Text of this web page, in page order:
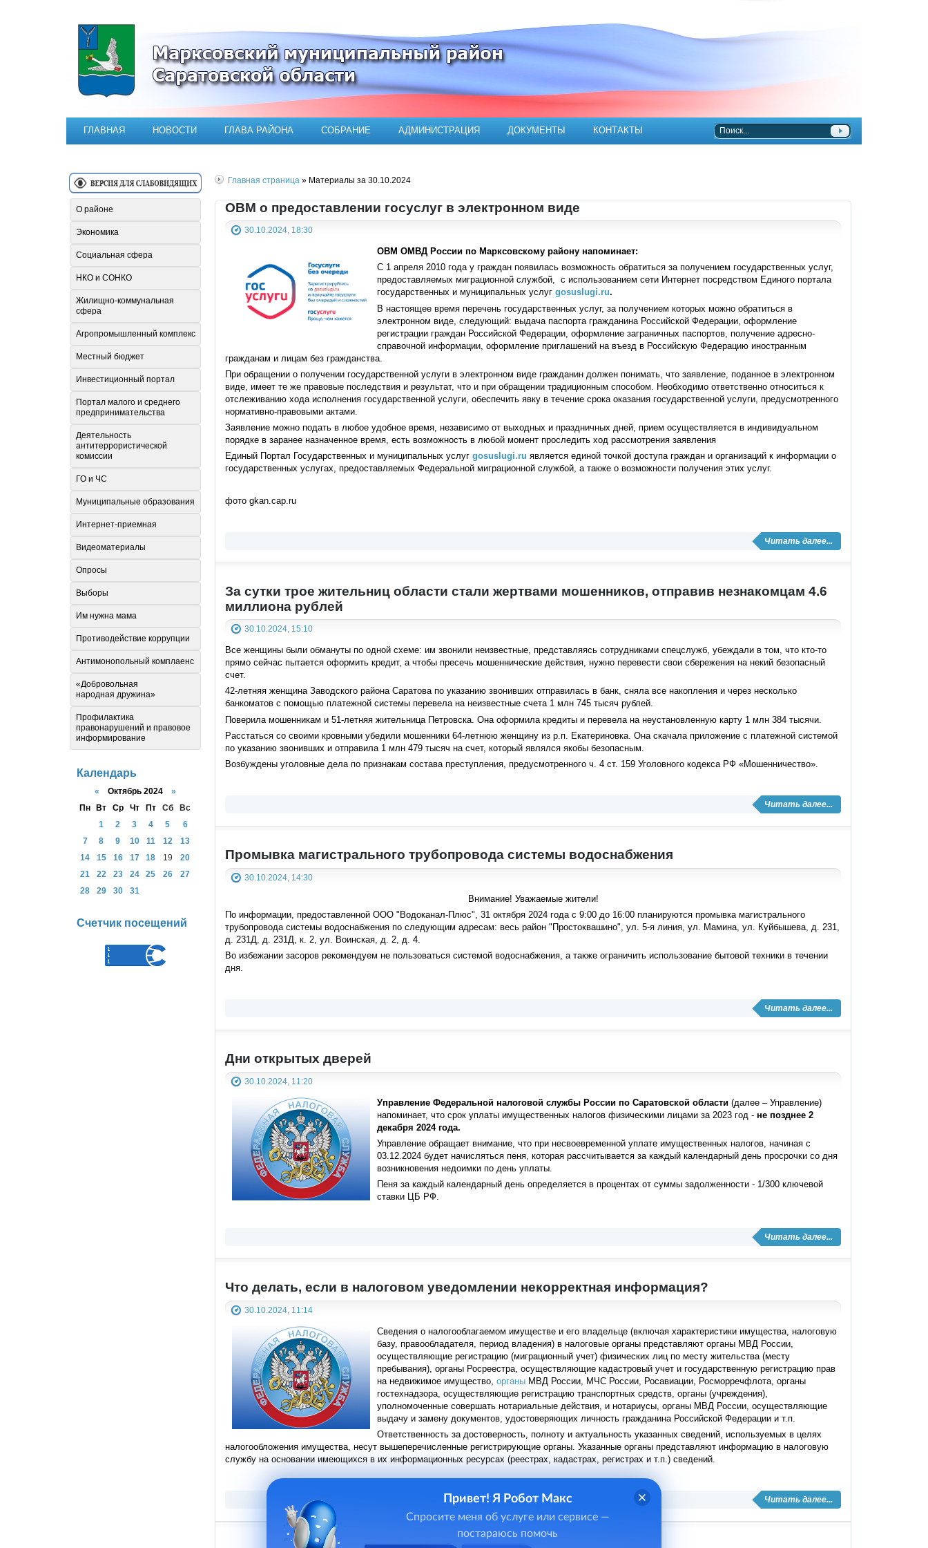
Официальный сайт Марксовского муниципального района
ГЛАВНАЯ НОВОСТИ ГЛАВА РАЙОНА СОБРАНИЕ АДМИНИСТРАЦИЯ ДОКУМЕНТЫ КОНТАКТЫ
Главная страница » Материалы за 30.10.2024
ОВМ о предоставлении госуслуг в электронном виде
30.10.2024, 18:30
ОВМ ОМВД России по Марксовскому району напоминает:
С 1 апреля 2010 года у граждан появилась возможность обратиться за получением государственных услуг,
предоставляемых миграционной службой, с использованием сети Интернет посредством Единого портала
государственных и муниципальных услуг gosuslugi.ru.
В настоящее время перечень государственных услуг, за получением которых можно обратиться в
электронном виде, следующий: выдача паспорта гражданина Российской Федерации, оформление
регистрации граждан Российской Федерации, оформление заграничных паспортов, получение адресно-
справочной информации, оформление приглашений на въезд в Российскую Федерацию иностранным
гражданам и лицам без гражданства.
При обращении о получении государственной услуги в электронном виде гражданин должен понимать, что заявление, поданное в электронном
виде, имеет те же правовые последствия и результат, что и при обращении традиционным способом. Необходимо ответственно относиться к
отслеживанию хода исполнения государственной услуги, обеспечить явку в течение срока оказания государственной услуги, предусмотренного
нормативно-правовыми актами.
Заявление можно подать в любое удобное время, независимо от выходных и праздничных дней, прием осуществляется в индивидуальном
порядке в заранее назначенное время, есть возможность в любой момент проследить ход рассмотрения заявления
Единый Портал Государственных и муниципальных услуг gosuslugi.ru является единой точкой доступа граждан и организаций к информации о
государственных услугах, предоставляемых Федеральной миграционной службой, а также о возможности получения этих услуг.
фото gkan.cap.ru
Читать далее...
За сутки трое жительниц области стали жертвами мошенников, отправив незнакомцам 4.6
миллиона рублей
30.10.2024, 15:10
Все женщины были обмануты по одной схеме: им звонили неизвестные, представляясь сотрудниками спецслужб, убеждали в том, что кто-то
прямо сейчас пытается оформить кредит, а чтобы пресечь мошеннические действия, нужно перевести свои сбережения на некий безопасный
счет.
42-летняя женщина Заводского района Саратова по указанию звонивших отправилась в банк, сняла все накопления и через несколько
банкоматов с помощью платежной системы перевела на неизвестные счета 1 млн 745 тысяч рублей.
Поверила мошенникам и 51-летняя жительница Петровска. Она оформила кредиты и перевела на неустановленную карту 1 млн 384 тысячи.
Расстаться со своими кровными убедили мошенники 64-летнюю женщину из р.п. Екатериновка. Она скачала приложение с платежной системой
по указанию звонивших и отправила 1 млн 479 тысяч на счет, который являлся якобы безопасным.
Возбуждены уголовные дела по признакам состава преступления, предусмотренного ч. 4 ст. 159 Уголовного кодекса РФ «Мошенничество».
Читать далее...
Промывка магистрального трубопровода системы водоснабжения
30.10.2024, 14:30
Внимание! Уважаемые жители!
По информации, предоставленной ООО "Водоканал-Плюс", 31 октября 2024 года с 9:00 до 16:00 планируются промывка магистрального
трубопровода системы водоснабжения по следующим адресам: весь район "Простоквашино", ул. 5-я линия, ул. Мамина, ул. Куйбышева, д. 231,
д. 231Д, д. 231Д, к. 2, ул. Воинская, д. 2, д. 4.
Во избежании засоров рекомендуем не пользоваться системой водоснабжения, а также ограничить использование бытовой техники в течении
дня.
Читать далее...
Дни открытых дверей
30.10.2024, 11:20
Управление Федеральной налоговой службы России по Саратовской области (далее – Управление)
напоминает, что срок уплаты имущественных налогов физическими лицами за 2023 год - не позднее 2
декабря 2024 года.
Управление обращает внимание, что при несвоевременной уплате имущественных налогов, начиная с
03.12.2024 будет начисляться пеня, которая рассчитывается за каждый календарный день просрочки со дня
возникновения недоимки по день уплаты.
Пеня за каждый календарный день определяется в процентах от суммы задолженности - 1/300 ключевой
ставки ЦБ РФ.
Читать далее...
Что делать, если в налоговом уведомлении некорректная информация?
30.10.2024, 11:14
Сведения о налогооблагаемом имуществе и его владельце (включая характеристики имущества, налоговую
базу, правообладателя, период владения) в налоговые органы представляют органы МВД России,
осуществляющие регистрацию (миграционный учет) физических лиц по месту жительства (месту
пребывания), органы Росреестра, осуществляющие кадастровый учет и государственную регистрацию прав
на недвижимое имущество, органы МВД России, МЧС России, Росавиации, Росморречфлота, органы
гостехнадзора, осуществляющие регистрацию транспортных средств, органы (учреждения),
уполномоченные совершать нотариальные действия, и нотариусы, органы МВД России, осуществляющие
выдачу и замену документов, удостоверяющих личность гражданина Российской Федерации и т.п.
Ответственность за достоверность, полноту и актуальность указанных сведений, используемых в целях
налогообложения имущества, несут вышеперечисленные регистрирующие органы. Указанные органы представляют информацию в налоговую
службу на основании имеющихся в их информационных ресурсах (реестрах, кадастрах, регистрах и т.п.) сведений.
Читать далее...
О районе
Экономика
Социальная сфера
НКО и СОНКО
Жилищно-коммунальная
сфера
Агропромышленный комплекс
Местный бюджет
Инвестиционный портал
Портал малого и среднего
предпринимательства
Деятельность
антитеррористической
комиссии
ГО и ЧС
Муниципальные образования
Интернет-приемная
Видеоматериалы
Опросы
Выборы
Им нужна мама
Противодействие коррупции
Антимонопольный комплаенс
«Добровольная
народная дружина»
Профилактика
правонарушений и правовое
информирование
Календарь
« Октябрь 2024 »
Пн
Вт Ср Чт Пт Сб
Вс
1
2 3 4 5
6
7
8 9 10 11 12
13
14
15 16 17 18 19
20
21
22 23 24 25 26
27
28
29 30 31
Счетчик посещений
Привет! Я Робот Макс
Спросите меня об услуге или сервисе —
постараюсь помочь